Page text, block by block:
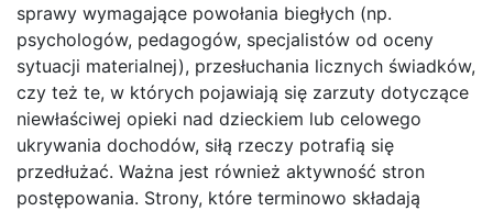
sprawy wymagające powołania biegłych (np.
psychologów, pedagogów, specjalistów od oceny
sytuacji materialnej), przesłuchania licznych świadków,
czy też te, w których pojawiają się zarzuty dotyczące
niewłaściwej opieki nad dzieckiem lub celowego
ukrywania dochodów, siłą rzeczy potrafią się
przedłużać. Ważna jest również aktywność stron
postępowania. Strony, które terminowo składają